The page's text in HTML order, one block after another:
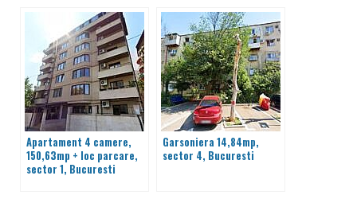
Apartament 4 camere,
150,63mp + loc parcare,
sector 1, Bucuresti
Garsoniera 14,84mp,
sector 4, Bucuresti